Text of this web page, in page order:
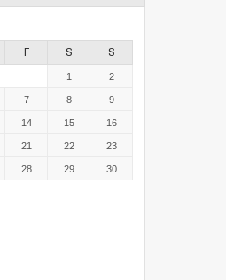
F S S
1 2
7 8 9
14 15 16
21 22 23
28 29 30